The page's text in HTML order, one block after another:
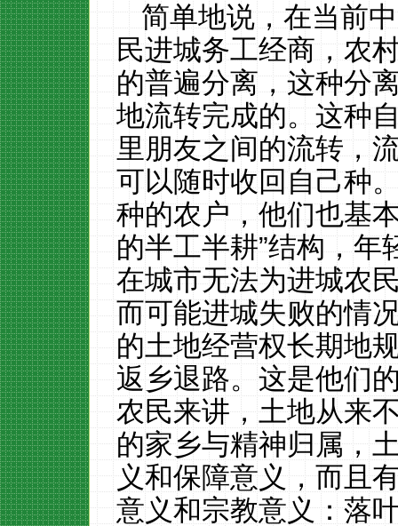
简单地说，在当前
民进城务工经商，农
的普遍分离，这种分
地流转完成的。这种
里朋友之间的流转，
可以随时收回自己种
种的农户，他们也基
的半工半耕”结构，年
在城市无法为进城农
而可能进城失败的情
的土地经营权长期地
返乡退路。这是他们
农民来讲，土地从来
的家乡与精神归属，
义和保障意义，而且
意义和宗教意义：落